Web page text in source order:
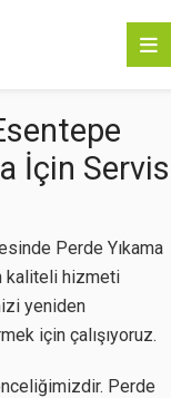
İçin Servis
Perde Yıkama
kaliteli hizmeti
yeniden
için çalışıyoruz.
Perde